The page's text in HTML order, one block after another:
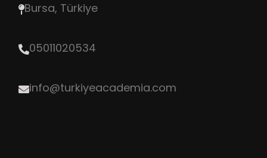
Bursa, Türkiye
05011020534
info@turkiyeacademia.com